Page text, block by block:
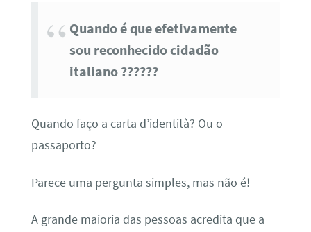
Quando é que efetivamente
sou reconhecido cidadão
italiano ??????
Quando faço a carta d’identità? Ou o
passaporto?
Parece uma pergunta simples, mas não é!
A grande maioria das pessoas acredita que a